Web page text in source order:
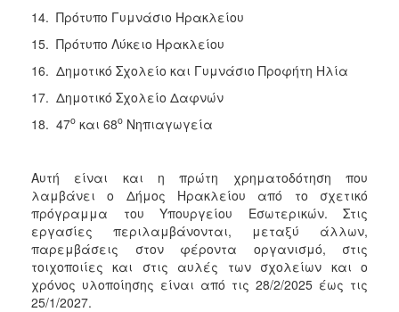
14. Πρότυπο Γυμνάσιο Ηρακλείου
15. Πρότυπο Λύκειο Ηρακλείου
16. Δημοτικό Σχολείο και Γυμνάσιο Προφήτη Ηλία
17. Δημοτικό Σχολείο Δαφνών
18. 47ο και 68ο Νηπιαγωγεία
Αυτή είναι και η πρώτη χρηματοδότηση που
λαμβάνει ο Δήμος Ηρακλείου από το σχετικό
πρόγραμμα του Υπουργείου Εσωτερικών. Στις
εργασίες περιλαμβάνονται, μεταξύ άλλων,
παρεμβάσεις στον φέροντα οργανισμό, στις
τοιχοποιίες και στις αυλές των σχολείων και ο
χρόνος υλοποίησης είναι από τις 28/2/2025 έως τις
25/1/2027.